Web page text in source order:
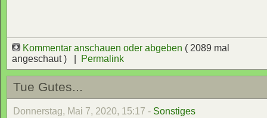
Kommentar anschauen oder abgeben ( 2089 mal
angeschaut ) |
Permalink
Tue Gutes...
Donnerstag, Mai 7, 2020, 15:17 - Sonstiges